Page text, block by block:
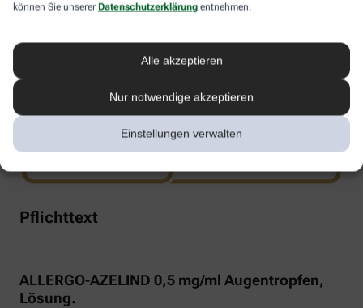
können Sie unserer Datenschutzerklärung entnehmen.
Alle akzeptieren
Nur notwendige akzeptieren
Einstellungen verwalten
Pflichttext
ALLERGO-AZELIND 0,5 mg/ml Augentropfen,
Lösung.